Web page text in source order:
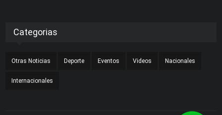
Categorias
Otras Noticias Deporte Eventos Videos Nacionales
Internacionales